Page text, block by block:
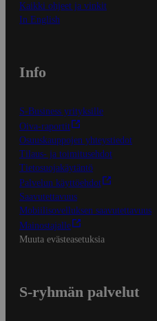
Kaikki ohjeet ja vinkit
In English
Info
S-Business yrityksille
Oiva-raportit
Osuuskauppojen yhteystiedot
Tilaus- ja toimitusehdot
Tietosuojakäytäntö
Palvelun käyttöehdot
Saavutettavuus
Mobiilisovelluksen saavutettavuus
Mainostajalle
Muuta evästeasetuksia
S-ryhmän palvelut